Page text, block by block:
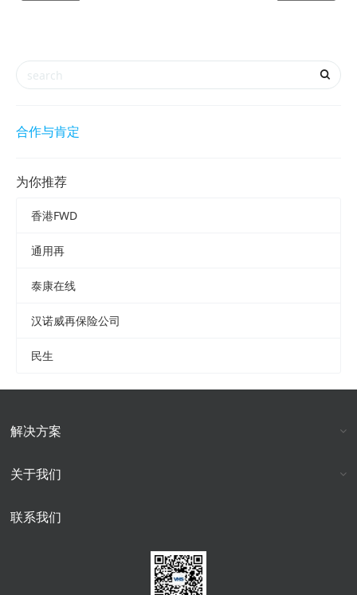
合作与肯定
为你推荐
香港FWD
通用再
泰康在线
汉诺威再保险公司
民生
解决方案
关于我们
联系我们